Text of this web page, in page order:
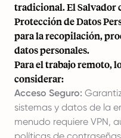
tradicional. El Salvador
Protección de Datos
para la recopilación,
datos personales.
Para el trabajo remoto,
considerar:
Acceso Seguro:
sistemas y datos de la
menudo requiere VPN,